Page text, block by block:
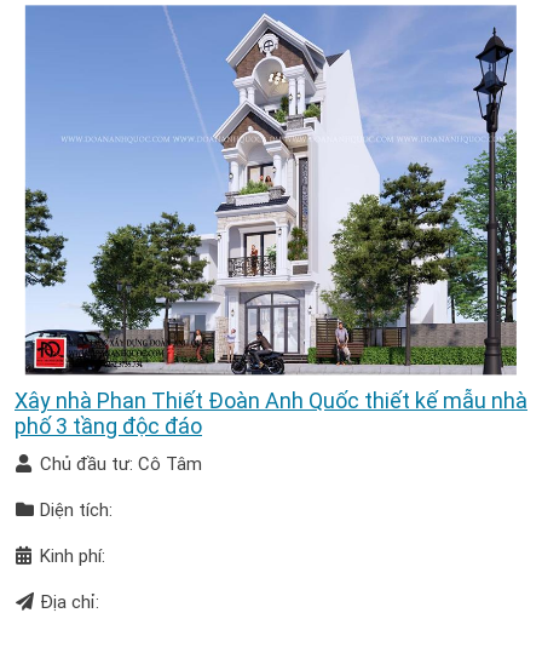
Xây nhà Phan Thiết Đoàn Anh Quốc thiết kế mẫu nhà
phố 3 tầng độc đáo
Chủ đầu tư: Cô Tâm
Diện tích:
Kinh phí:
Địa chỉ: